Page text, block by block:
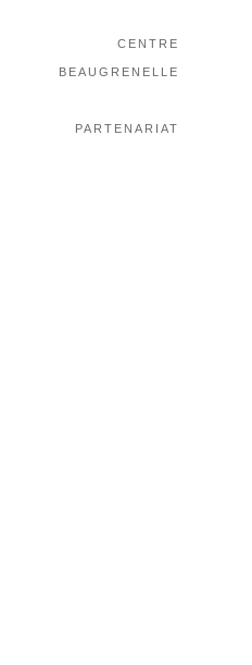
CENTRE
BEAUGRENELLE
PARTENARIAT